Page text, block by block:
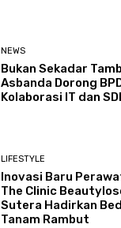
NEWS
Bukan Sekadar
Asbanda Dorong
Kolaborasi IT dan
LIFESTYLE
Inovasi Baru
The Clinic
Sutera Hadirkan
Tanam Rambut